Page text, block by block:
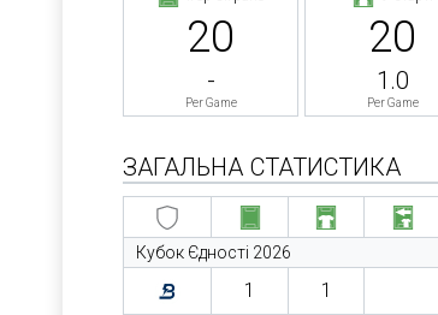
20
-
Per Game
20
1.0
Per Game
ЗАГАЛЬНА СТАТИСТИКА
Кубок Єдності 2026
1 1